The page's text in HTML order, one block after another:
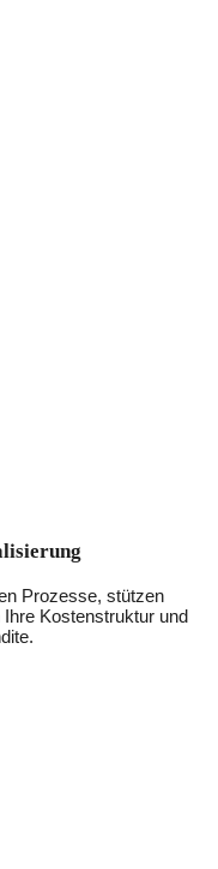
Prozesse, stützen
Kostenstruktur und